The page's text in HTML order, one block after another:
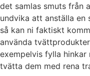
det samlas smuts från
undvika att anställa en
så kan ni faktiskt
använda
exempelvis fylla hinkar
tvätta dem med rena